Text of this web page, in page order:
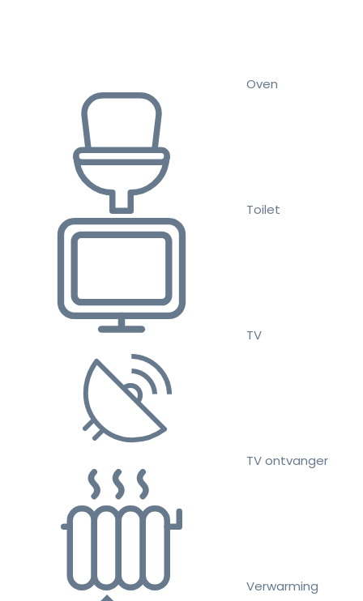
Oven
Toilet
TV
TV ontvanger
Verwarming